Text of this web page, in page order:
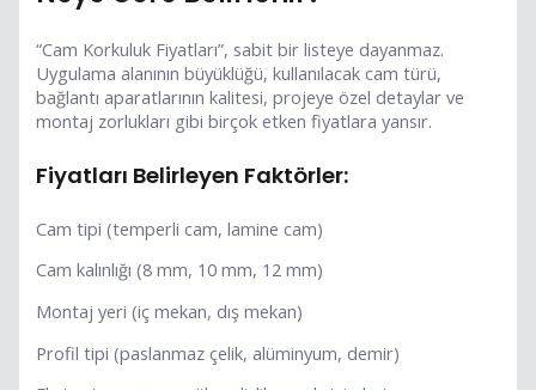
“Cam Korkuluk Fiyatları”, sabit bir listeye dayanmaz.
Uygulama alanının büyüklüğü, kullanılacak cam türü,
bağlantı aparatlarının kalitesi, projeye özel detaylar ve
montaj zorlukları gibi birçok etken fiyatlara yansır.
Fiyatları Belirleyen Faktörler:
Cam tipi (temperli cam, lamine cam)
Cam kalınlığı (8 mm, 10 mm, 12 mm)
Montaj yeri (iç mekan, dış mekan)
Profil tipi (paslanmaz çelik, alüminyum, demir)